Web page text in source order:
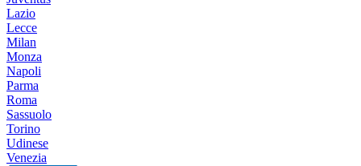
Lazio
Lecce
Milan
Monza
Napoli
Parma
Roma
Sassuolo
Torino
Udinese
Venezia